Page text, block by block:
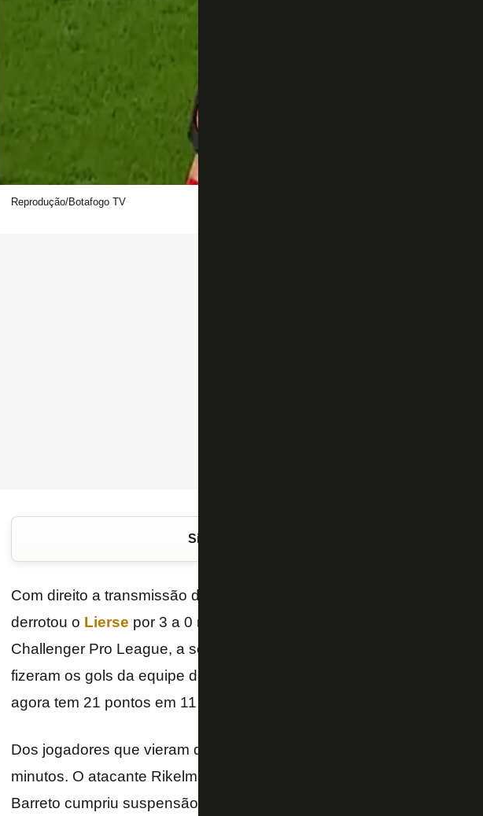
Reprodução/Botafogo TV
Siga o FogãoNET
Com direito a transmissão da
derrotou o Lierse por 3 a 0 neste domingo (30), em Bruxelas, e
Challenger Pro League, a segunda divisão da Bélgica. Challouk,
fizeram os gols da equipe de John Textor, que conquistou o quatro
agora tem 21 pontos em 11 jogos.
Dos jogadores que vieram do Botafogo, apenas Luís Oyama foi
minutos. O atacante Rikelmi entrou no fim do segundo tempo, já aos
Barreto cumpriu suspensão por ter sido expulso na rodada passada